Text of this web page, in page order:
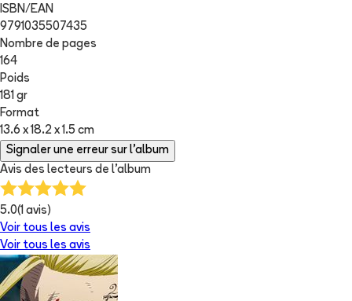
ISBN/EAN
9791035507435
Nombre de pages
164
Poids
181 gr
Format
13.6 x 18.2 x 1.5 cm
Signaler une erreur sur l'album
Avis des lecteurs de l'album
5.0(1 avis)
Voir tous les avis
Voir tous les avis